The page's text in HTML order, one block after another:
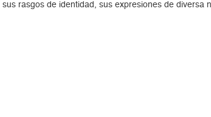
rasgos de identidad, sus expresiones de diversa